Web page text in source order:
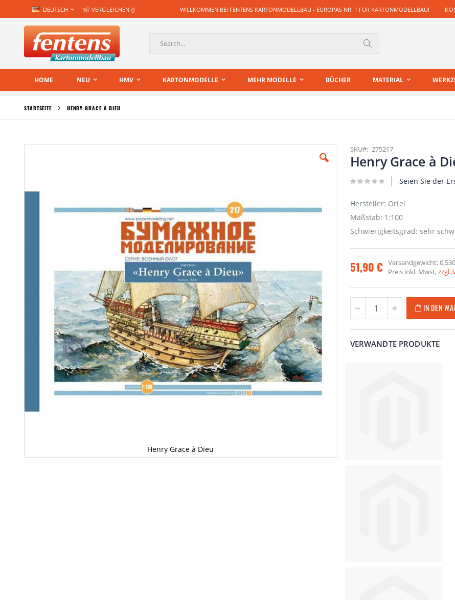
Zum
Inhalt
springen
SPRACHEDEUTSCH WILLKOMMEN BEI FENTENS KARTONMODELLBAU - EUROPAS NR. 1 FÜR KARTONMODELLBAU!
VERGLEICHEN ()
HOME NEU HMV KARTONMODELLE MEHR MODELLE BÜCHER MATERIAL
STARTSEITE HENRY GRACE À DIEU
Henry Grace à Dieu
SKU 275217
Henry Grace à
Seien Sie der
Hersteller: Oriel
Maßstab: 1:100
Schwierigkeitsgrad: sehr
51,90 € Versandgewicht:
Preis inkl. Mwst,zzgl.
IN DEN
VERWANDTE PRODUKTE